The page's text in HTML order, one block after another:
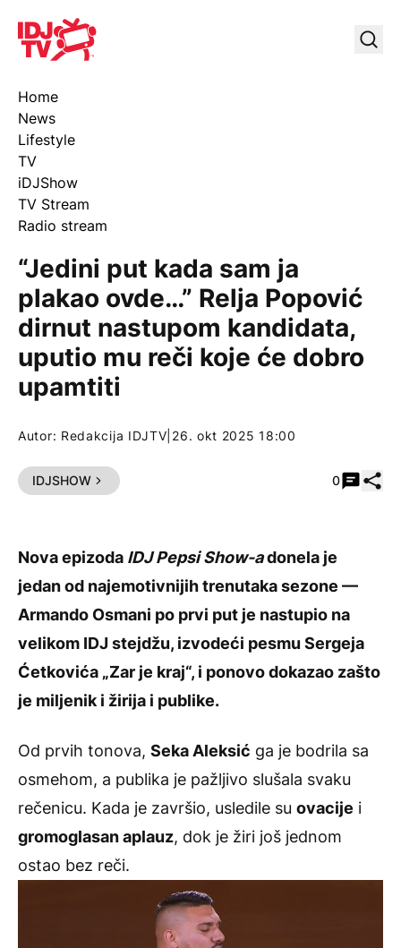
IDJ TV
Home
News
Lifestyle
TV
iDJShow
TV Stream
Radio stream
“Jedini put kada sam ja
plakao ovde…” Relja Popović
dirnut nastupom kandidata,
uputio mu reči koje će dobro
upamtiti
Autor: Redakcija IDJTV 26. okt 2025 18:00
IDJSHOW 0
Nova epizoda IDJ Pepsi Show-adonela je
jedan od najemotivnijih trenutaka sezone —
Armando Osmani po prvi put je nastupio na
velikom IDJ stejdžu, izvodeći pesmu Sergeja
Ćetkovića „Zar je kraj“, i ponovo dokazao zašto
je miljenik i žirija i publike.
Od prvih tonova, Seka Aleksić ga je bodrila sa
osmehom, a publika je pažljivo slušala svaku
rečenicu. Kada je završio, usledile su ovacije i
gromoglasan aplauz, dok je žiri još jednom
ostao bez reči.